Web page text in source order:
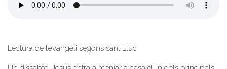
Lectura de l’evangeli segons sant Lluc